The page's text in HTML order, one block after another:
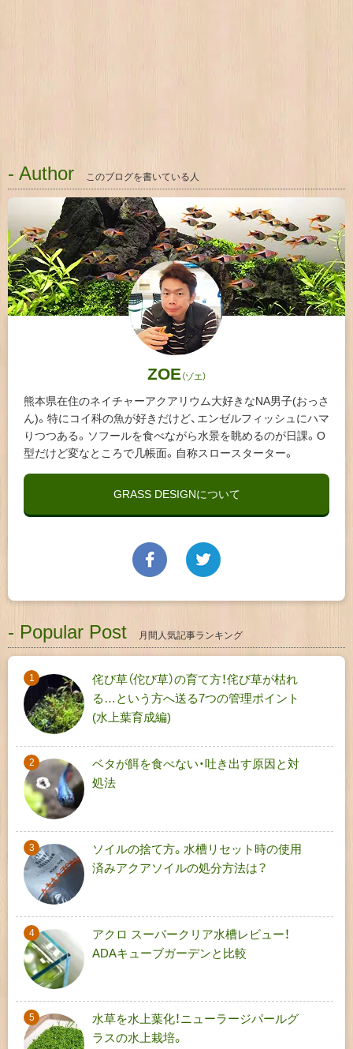
- Author このブログを書いている人
ZOE（ゾエ）
熊本県在住のネイチャーアクアリウム大好きなNA男子(おっさ
ん)。特にコイ科の魚が好きだけど、エンゼルフィッシュにハマ
りつつある。ソフールを食べながら水景を眺めるのが日課。O
型だけど変なところで几帳面。自称スロースターター。
GRASS DESIGNについて
- Popular Post 月間人気記事ランキング
侘び草（佗び草）の育て方！侘び草が枯れ
る…という方へ送る7つの管理ポイント
(水上葉育成編)
ベタが餌を食べない・吐き出す原因と対
処法
ソイルの捨て方。水槽リセット時の使用
済みアクアソイルの処分方法は？
アクロ スーパークリア水槽レビュー！
ADAキューブガーデンと比較
水草を水上葉化！ニューラージパールグ
ラスの水上栽培。